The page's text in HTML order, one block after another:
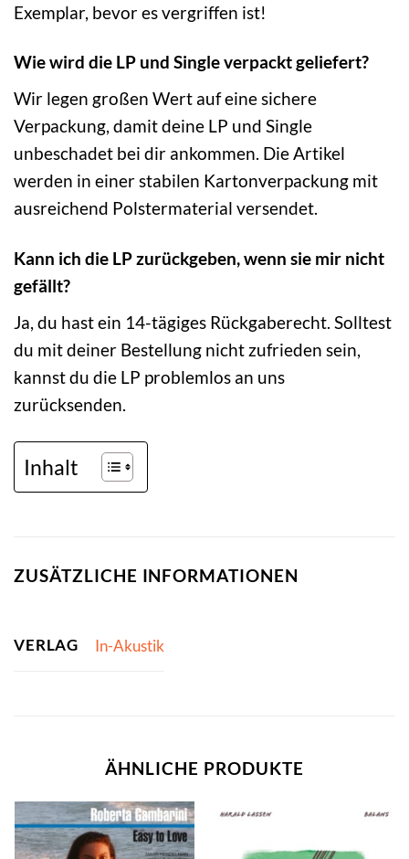
Exemplar, bevor es vergriffen ist!
Wie wird die LP und Single verpackt geliefert?
Wir legen großen Wert auf eine sichere
Verpackung, damit deine LP und Single
unbeschadet bei dir ankommen. Die Artikel
werden in einer stabilen Kartonverpackung mit
ausreichend Polstermaterial versendet.
Kann ich die LP zurückgeben, wenn sie mir nicht
gefällt?
Ja, du hast ein 14-tägiges Rückgaberecht. Solltest
du mit deiner Bestellung nicht zufrieden sein,
kannst du die LP problemlos an uns
zurücksenden.
Inhalt
ZUSÄTZLICHE INFORMATIONEN
VERLAG In-Akustik
ÄHNLICHE PRODUKTE